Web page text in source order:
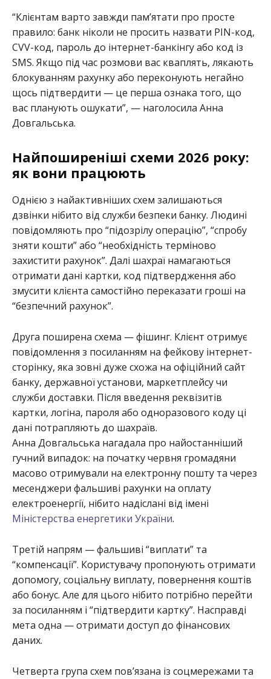
“Клієнтам варто завжди пам’ятати про просте
правило: банк ніколи не просить назвати PIN-код,
CVV-код, пароль до інтернет-банкінгу або код із
SMS. Якщо під час розмови вас кваплять, лякають
блокуванням рахунку або переконують негайно
щось підтвердити — це перша ознака того, що
вас планують ошукати”, — наголосила Анна
Довгальська.
Найпоширеніші схеми 2026 року:
як вони працюють
Однією з найактивніших схем залишаються
дзвінки нібито від служби безпеки банку. Людині
повідомляють про “підозрілу операцію”, “спробу
зняти кошти” або “необхідність терміново
захистити рахунок”. Далі шахраї намагаються
отримати дані картки, код підтвердження або
змусити клієнта самостійно переказати гроші на
“безпечний рахунок”.
Друга поширена схема — фішинг. Клієнт отримує
повідомлення з посиланням на фейкову інтернет-
сторінку, яка зовні дуже схожа на офіційний сайт
банку, державної установи, маркетплейсу чи
служби доставки. Після введення реквізитів
картки, логіна, пароля або одноразового коду ці
дані потрапляють до шахраїв.
Анна Довгальська нагадала про найостанніший
гучний випадок: на початку червня громадяни
масово отримували на електронну пошту та через
месенджери фальшиві рахунки на оплату
електроенергії, нібито надіслані від імені
Міністерства енергетики України.
Третій напрям — фальшиві “виплати” та
“компенсації”. Користувачу пропонують отримати
допомогу, соціальну виплату, повернення коштів
або бонус. Але для цього нібито потрібно перейти
за посиланням і “підтвердити картку”. Насправді
мета одна — отримати доступ до фінансових
даних.
Четверта група схем пов’язана із соцмережами та